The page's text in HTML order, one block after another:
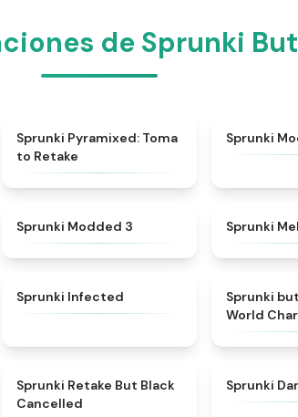
de Sprunki
Sprunki Pyramixed: Toma
to Retake
Sprunki
Sprunki Modded 3 Sprunki
Sprunki Infected
Sprunki
World
★
Sprunki Retake But Black
Cancelled
Sprunki